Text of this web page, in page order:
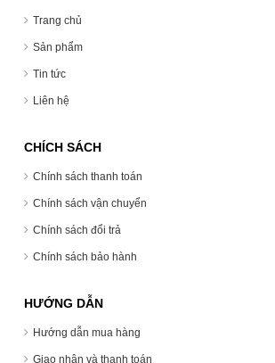
Trang chủ
Sản phẩm
Tin tức
Liên hệ
CHÍCH SÁCH
Chính sách thanh toán
Chính sách vận chuyển
Chính sách đổi trả
Chính sách bảo hành
HƯỚNG DẪN
Hướng dẫn mua hàng
Giao nhận và thanh toán